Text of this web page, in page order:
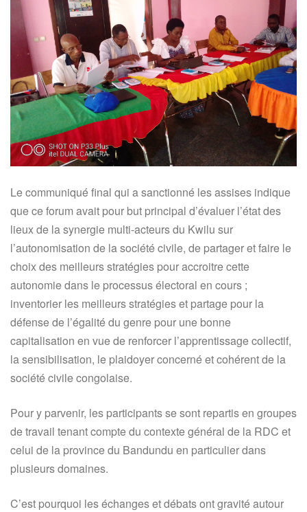
Le communiqué final qui a sanctionné les assises indique
que ce forum avait pour but principal d’évaluer l’état des
lieux de la synergie multi-acteurs du Kwilu sur
l’autonomisation de la société civile, de partager et faire le
choix des meilleurs stratégies pour accroitre cette
autonomie dans le processus électoral en cours ;
inventorier les meilleurs stratégies et partage pour la
défense de l’égalité du genre pour une bonne
capitalisation en vue de renforcer l’apprentissage collectif,
la sensibilisation, le plaidoyer concerné et cohérent de la
société civile congolaise.
Pour y parvenir, les participants se sont repartis en groupes
de travail tenant compte du contexte général de la RDC et
celui de la province du Bandundu en particulier dans
plusieurs domaines.
C’est pourquoi les échanges et débats ont gravité autour